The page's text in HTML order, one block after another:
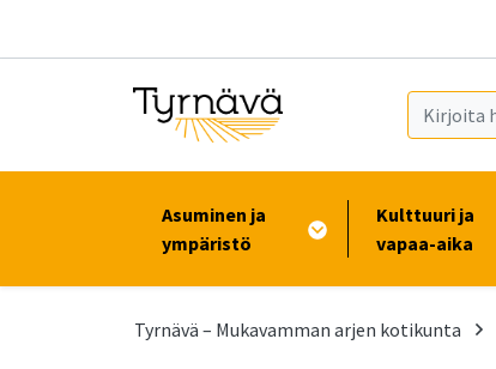
Asuminen ja
ympäristö
Kulttuuri ja
vapaa-aika
Tyrnävä – Mukavamman arjen kotikunta